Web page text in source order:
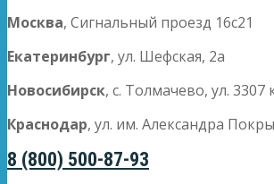
Москва, Сигнальный проезд 16с21
Екатеринбург, ул. Шефская, 2а
Новосибирск, с. Толмачево, ул. 3307
Краснодар, ул. им. Александра
8 (800) 500-87-93